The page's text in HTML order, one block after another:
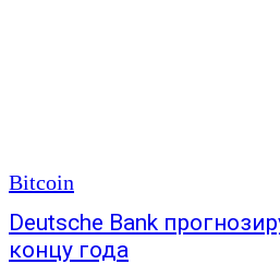
Bitcoin
Deutsche Bank
концу года